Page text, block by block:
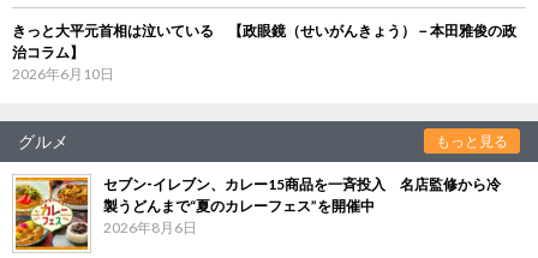
きっと大平元首相は泣いている 【政眼鏡（せいがんきょう）－本田雅俊の政
治コラム】
2026年6月10日
グルメ もっと見る
セブン‐イレブン、カレー15商品を一斉投入 名店監修から冷
製うどんまで“夏のカレーフェス”を開催中
2026年8月6日